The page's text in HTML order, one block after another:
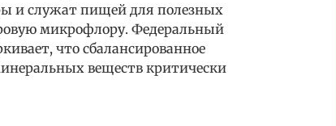
и служат пищей для полезных
микрофлору. Федеральный
что сбалансированное
веществ критически